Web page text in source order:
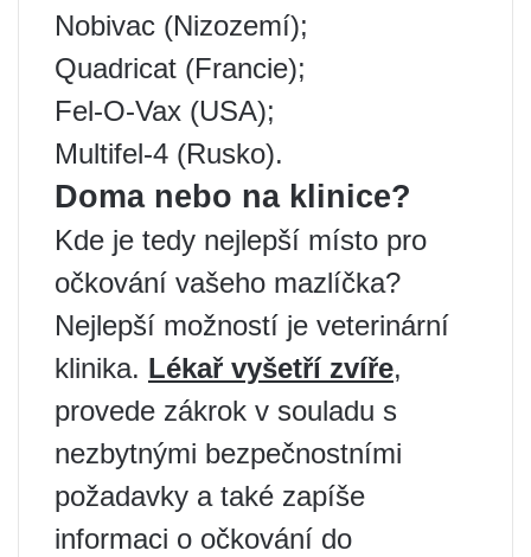
Nobivac (Nizozemí);
Quadricat (Francie);
Fel-O-Vax (USA);
Multifel-4 (Rusko).
Doma nebo na klinice?
Kde je tedy nejlepší místo pro
očkování vašeho mazlíčka?
Nejlepší možností je veterinární
klinika. Lékař vyšetří zvíře,
provede zákrok v souladu s
nezbytnými bezpečnostními
požadavky a také zapíše
informaci o očkování do